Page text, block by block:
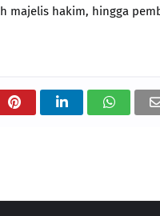
majelis hakim, hingga